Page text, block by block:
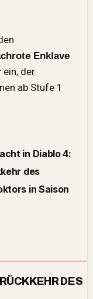
Enklave
ein, der
ab Stufe 1
in Diablo 4:
des
in Saison
DES